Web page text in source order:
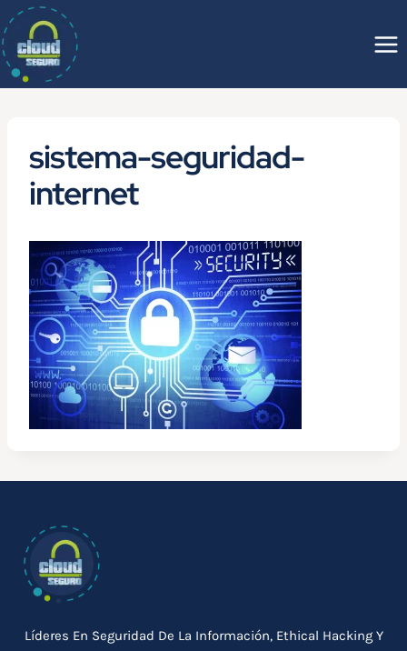
Saltar
al
contenido
sistema-seguridad-
internet
Líderes En Seguridad De La Información, Ethical Hacking Y